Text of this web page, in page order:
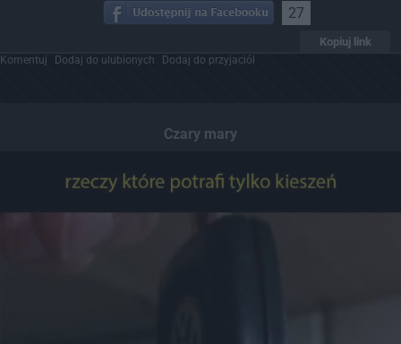
27
Kopiuj link
Komentuj Dodaj do ulubionych Dodaj do przyjaciół
Czary mary